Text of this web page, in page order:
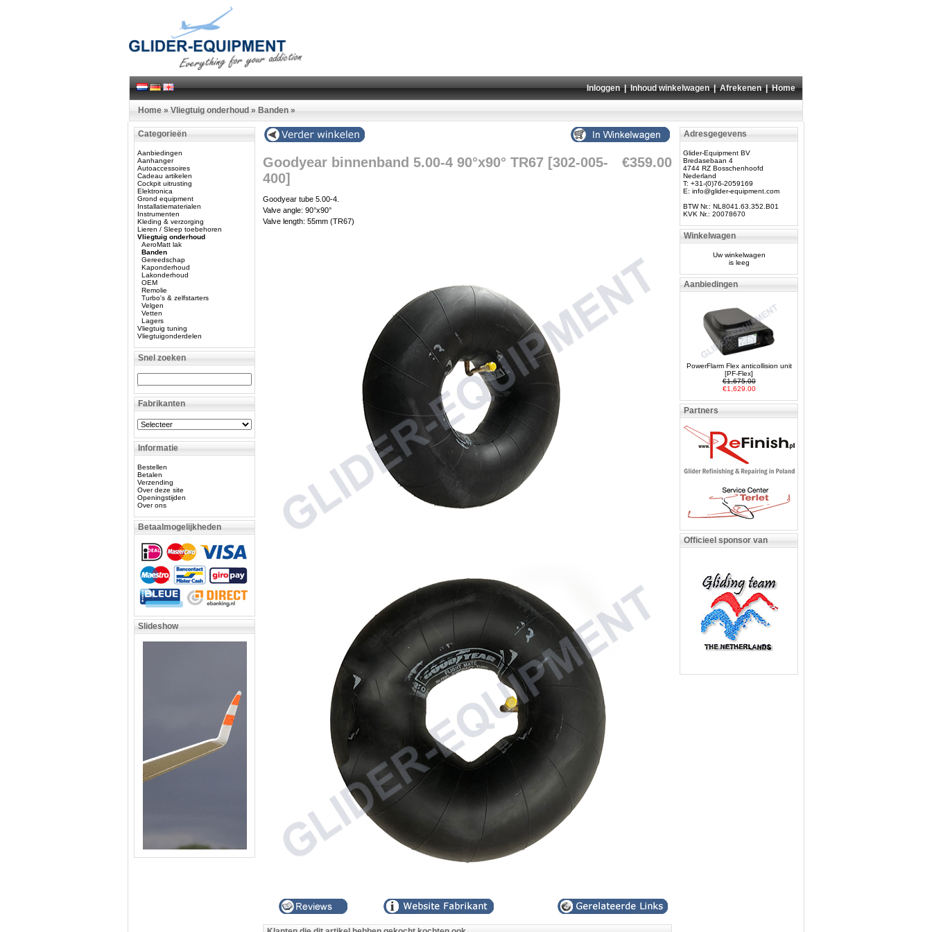
Inloggen|Inhoud winkelwagen|Afrekenen|Home
Home » Vliegtuig onderhoud » Banden »
Categorieën
Aanbiedingen
Aanhanger
Autoaccessoires
Cadeau artikelen
Cockpit uitrusting
Elektronica
Grond equipment
Installatiematerialen
Instrumenten
Kleding & verzorging
Lieren / Sleep toebehoren
Vliegtuig onderhoud
AeroMatt lak
Banden
Gereedschap
Kaponderhoud
Lakonderhoud
OEM
Remolie
Turbo's & zelfstarters
Velgen
Vetten
Lagers
Vliegtuig tuning
Vliegtuigonderdelen
Snel zoeken
Fabrikanten
Informatie
Bestellen
Betalen
Verzending
Over deze site
Openingstijden
Over ons
Betaalmogelijkheden
Slideshow
Goodyear binnenband 5.00-4 90°x90° TR67 [302-005-
400]
€359.00
Goodyear tube 5.00-4.
Valve angle: 90°x90°
Valve length: 55mm (TR67)
Adresgegevens
Glider-Equipment BV
Bredasebaan 4
4744 RZ Bosschenhoofd
Nederland
T: +31-(0)76-2059169
E: info@glider-equipment.com
BTW Nr.: NL8041.63.352.B01
KVK Nr.: 20078670
Winkelwagen
Uw winkelwagen
is leeg
Aanbiedingen
PowerFlarm Flex anticollision unit
[PF-Flex]
€1,675.00
€1,629.00
Partners
Officieel sponsor van